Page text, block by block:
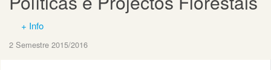
+ Info
2 Semestre 2015/2016